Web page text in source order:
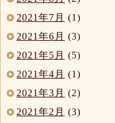
2021年7月 (1)
2021年6月 (3)
2021年5月 (5)
2021年4月 (1)
2021年3月 (2)
2021年2月 (3)